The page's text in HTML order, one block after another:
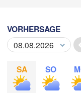
VORHERSAGE
SA SO
Di
04. Aug
Mi
05. Aug 06.
:00 05:00 06